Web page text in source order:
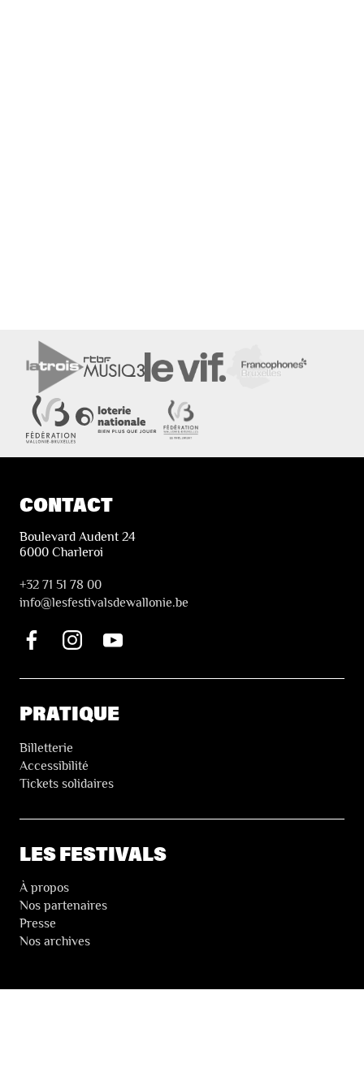
CONTACT
Boulevard Audent 24
6000 Charleroi
+32 71 51 78 00
info@lesfestivalsdewallonie.be
PRATIQUE
Billetterie
Accessibilité
Tickets solidaires
LES FESTIVALS
À propos
Nos partenaires
Presse
Nos archives